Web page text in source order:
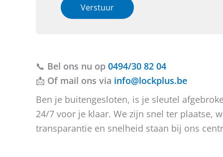
h
e
g
n
?
i
e
c
t
Verstuur
📞 Bel ons nu op 0494/30 82 04
📩 Of mail ons via info@lockplus.be
Ben je buitengesloten, is je sleutel
24/7 voor je klaar. We zijn snel ter plaatse,
transparantie en snelheid staan bij ons